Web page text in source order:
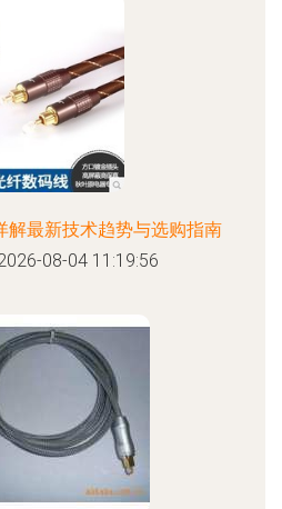
解最新技术趋势与选购指南
08-04 11:19:56